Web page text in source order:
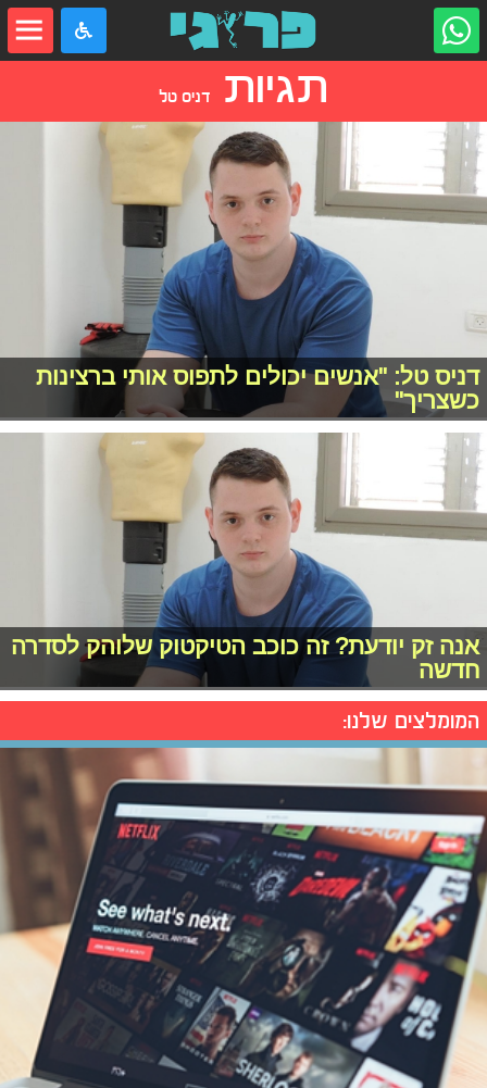
תגיות דניס טל
דניס טל: "אנשים יכולים לתפוס אותי ברצינות
כשצריך"
אנה זק יודעת? זה כוכב הטיקטוק שלוהק לסדרה
חדשה
המומלצים שלנו: